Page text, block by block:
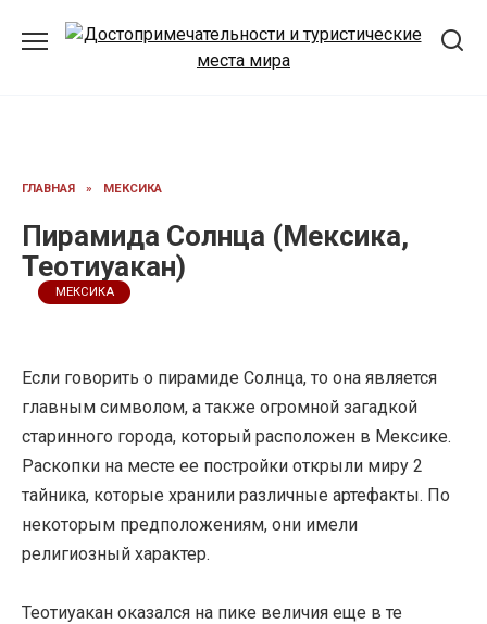
ГЛАВНАЯ » МЕКСИКА
Пирамида Солнца (Мексика,
Теотиуакан)
МЕКСИКА
Если говорить о пирамиде Солнца, то она является
главным символом, а также огромной загадкой
старинного города, который расположен в Мексике.
Раскопки на месте ее постройки открыли миру 2
тайника, которые хранили различные артефакты. По
некоторым предположениям, они имели
религиозный характер.
Теотиуакан оказался на пике величия еще в те